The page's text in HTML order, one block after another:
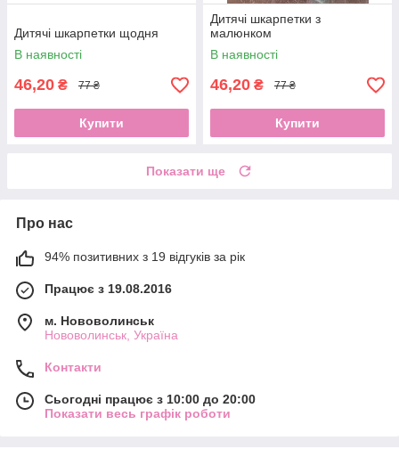
Дитячі шкарпетки щодня
В наявності
46,20 ₴ 77 ₴
Купити
Дитячі шкарпетки з
малюнком
В наявності
46,20 ₴ 77 ₴
Купити
Показати ще
Про нас
94% позитивних з 19 відгуків за рік
Працює з 19.08.2016
м. Нововолинськ
Нововолинськ, Україна
Контакти
Сьогодні працює з 10:00 до 20:00
Показати весь графік роботи